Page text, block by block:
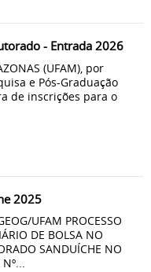
- Entrada 2026
(UFAM), por
e Pós-Graduação
de inscrições para o
2025
UFAM PROCESSO
DE BOLSA NO
SANDUÍCHE NO
Nº...